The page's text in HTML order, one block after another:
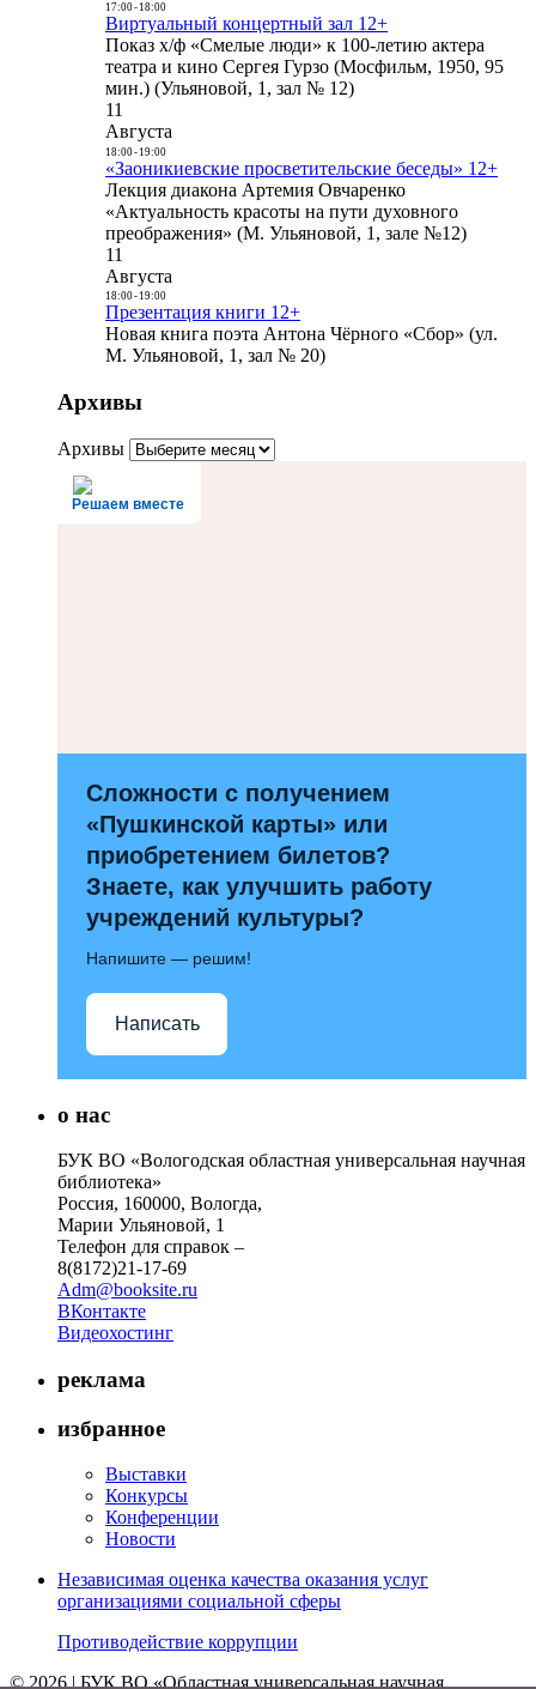
17:00- 18:00
Виртуальный концертный зал 12+
Показ х/ф «Смелые люди» к 100-летию актера
театра и кино Сергея Гурзо (Мосфильм, 1950, 95
мин.) (Ульяновой, 1, зал № 12)
11
Августа
18:00- 19:00
«Заоникиевские просветительские беседы» 12+
Лекция диакона Артемия Овчаренко
«Актуальность красоты на пути духовного
преображения» (М. Ульяновой, 1, зале №12)
11
Августа
18:00- 19:00
Презентация книги 12+
Новая книга поэта Антона Чёрного «Сбор» (ул.
М. Ульяновой, 1, зал № 20)
Архивы
Архивы
Решаем вместе
Сложности с получением
«Пушкинской карты» или
приобретением билетов?
Знаете, как улучшить работу
учреждений культуры?
Напишите — решим!
Написать
о нас
БУК ВО «Вологодская областная универсальная научная
библиотека»
Россия, 160000, Вологда,
Марии Ульяновой, 1
Телефон для справок –
8(8172)21-17-69
Adm@booksite.ru
ВКонтакте
Видеохостинг
реклама
избранное
Выставки
Конкурсы
Конференции
Новости
Независимая оценка качества оказания услуг
организациями социальной сферы
Противодействие коррупции
© 2026 | БУК ВО «Областная универсальная научная